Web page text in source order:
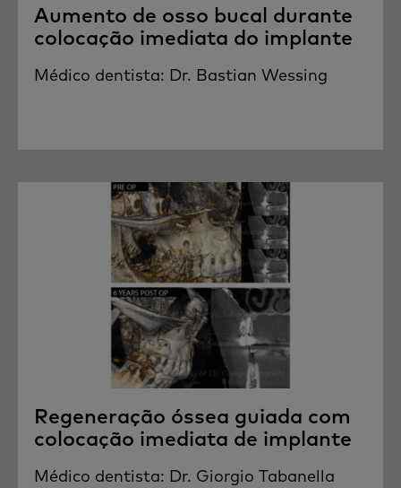
Aumento de osso bucal durante
colocação imediata do implante
Médico dentista: Dr. Bastian Wessing
Regeneração óssea guiada com
colocação imediata de implante
Médico dentista: Dr. Giorgio Tabanella